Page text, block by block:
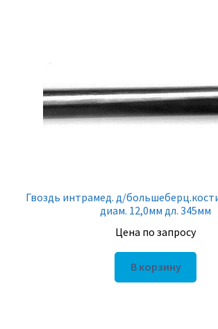
Гвоздь интрамед. д/
диам. 12,0мм дл. 345мм
Цена по запросу
В корзину